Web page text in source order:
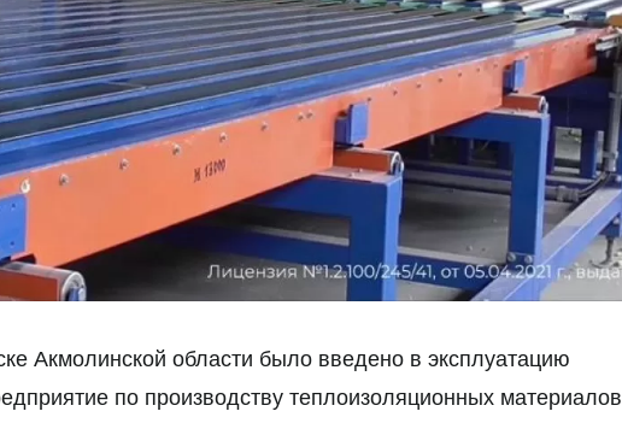
Акмолинской области было введено в эксплуатацию
по производству теплоизоляционных материалов